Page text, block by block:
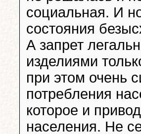
социальная. И
состояния
А запрет
изделиями
при этом очень
потребления
которое и
населения. Не